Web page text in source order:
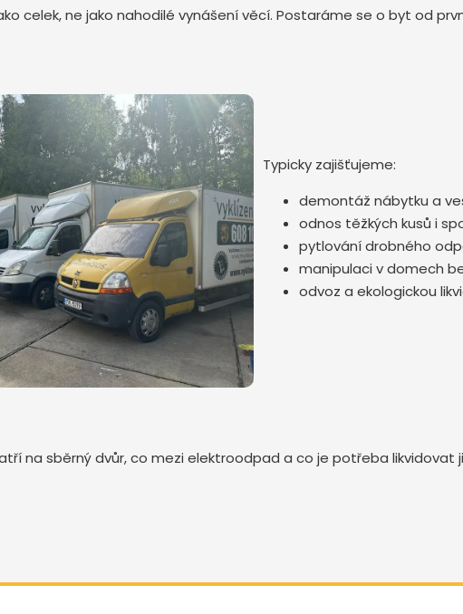
celek, ne jako nahodilé vynášení věcí. Postaráme se o byt od
Typicky zajišťujeme:
demontáž nábytku a
odnos těžkých kusů i
pytlování drobného
manipulaci v domech
odvoz a ekologickou
na sběrný dvůr, co mezi elektroodpad a co je potřeba
Odeslat zprávu